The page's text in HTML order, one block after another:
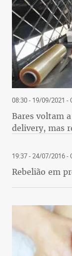
08:30 - 19/09/2021 -
Bares voltam
delivery, mas
19:37 - 24/07/2016-
Rebelião em